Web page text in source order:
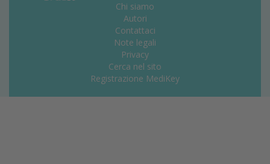
Chi siamo
Autori
Contattaci
Note legali
Privacy
Cerca nel sito
Registrazione MediKey